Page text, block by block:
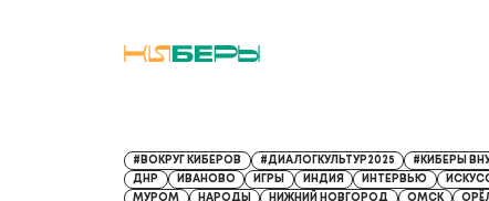
#ВОКРУГ КИБЕРОВ #ДИАЛОГКУЛЬТУР2025 #КИБЕРЫ
ДНР
ИВАНОВО ИГРЫ ИНДИЯ ИНТЕРВЬЮ
МУРОМ
НАРОДЫ НИЖНИЙ НОВГОРОД ОМСК ОРЁЛ